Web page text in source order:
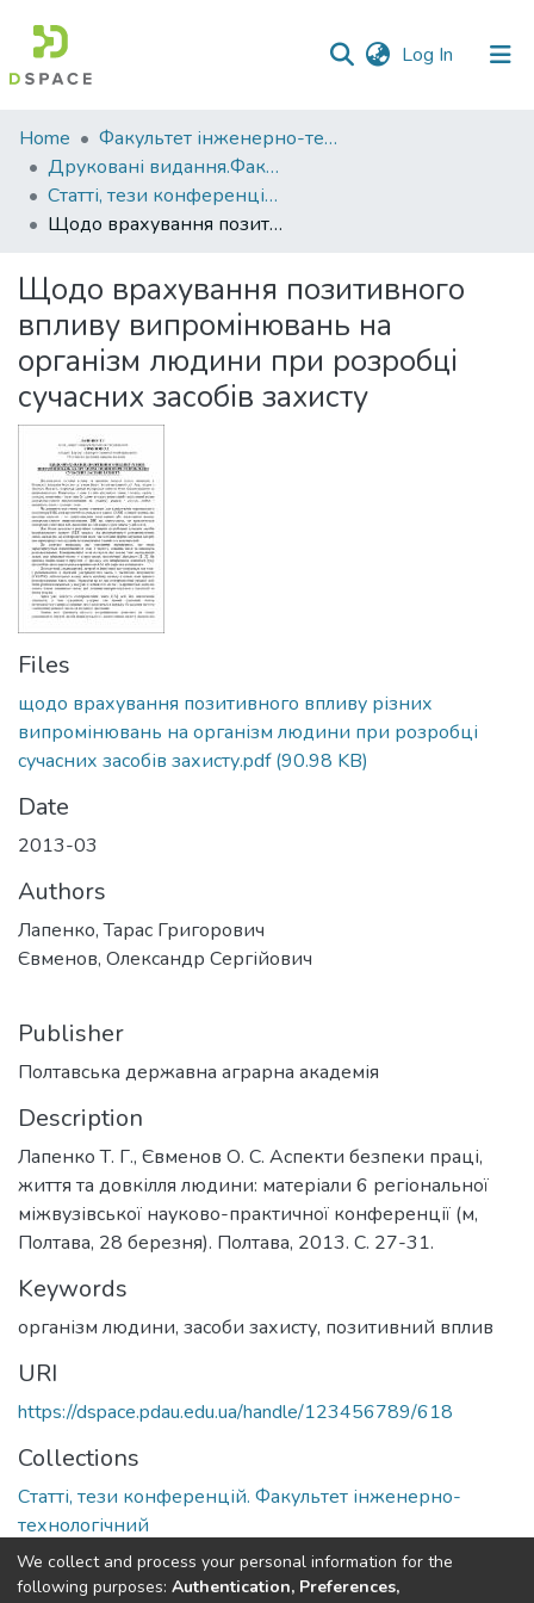
Log In (current)
Communities
&
Collections
All of DSpace
Statistics
Home
Факультет інженерно-технологічний
Друковані видання.Факультет інженерно-технологічний
Статті, тези конференцій. Факультет інженерно-технологічний
Щодо врахування позитивного впливу випромінювань на організм людини при розробці сучасних засобів захисту
Щодо врахування позитивного
впливу випромінювань на
організм людини при розробці
сучасних засобів захисту
Files
щодо врахування позитивного впливу різних
випромінювань на організм людини при розробці
сучасних засобів захисту.pdf(90.98 KB)
Date
2013-03
Authors
Лапенко, Тарас Григорович
Євменов, Олександр Сергійович
Publisher
Полтавська державна аграрна академія
Description
Лапенко Т. Г., Євменов О. С. Аспекти безпеки праці,
життя та довкілля людини: матеріали 6 регіональної
міжвузівської науково-практичної конференції (м,
Полтава, 28 березня). Полтава, 2013. С. 27-31.
Keywords
організм людини, засоби захисту, позитивний вплив
URI
https://dspace.pdau.edu.ua/handle/123456789/618
Collections
Статті, тези конференцій. Факультет інженерно-
технологічний
Full item page
We collect and process your personal information for the
following purposes: Authentication, Preferences,